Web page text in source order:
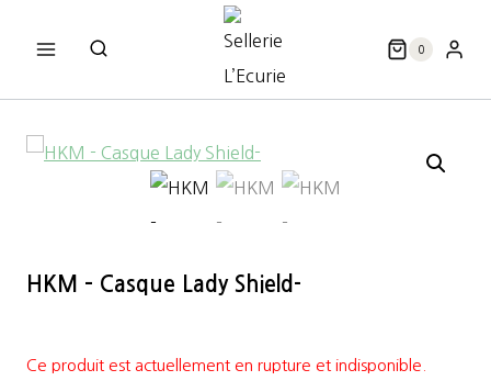
0
HKM – Casque Lady Shield-
Ce produit est actuellement en rupture et indisponible.